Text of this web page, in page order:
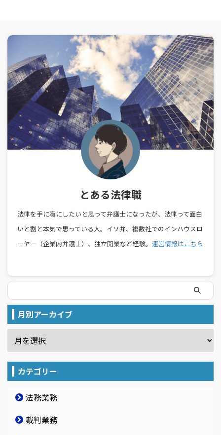
とある法律職
法律を手に職にしたいと思って弁護士になったが、法律って面白
いと割と本気で思っている人。イソ弁、複数社でのインハウスロ
ーヤー（企業内弁護士）、独立開業など経験。 運営情報はこちら
月別アーカイブ
カテゴリー
法務業務
裁判業務